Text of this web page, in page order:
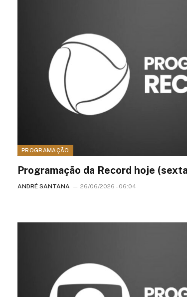
PROGRAMAÇÃO
Programação da Record hoje
ANDRÉ SANTANA 26/06/2026 - 06:04